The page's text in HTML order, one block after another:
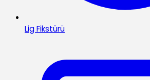
Lig Fikstürü